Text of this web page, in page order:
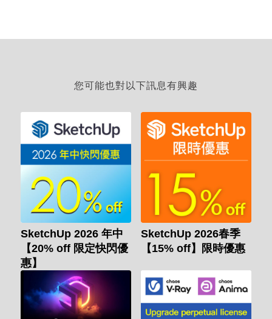
您可能也對以下訊息有興趣
SketchUp 2026 年中
【20% off 限定快閃優
惠】
SketchUp 2026春季
【15% off】限時優惠